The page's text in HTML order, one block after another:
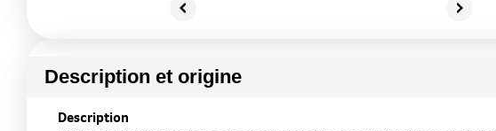
Description et origine
Description